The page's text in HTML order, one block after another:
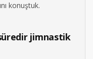
konuştuk.
jimnastik